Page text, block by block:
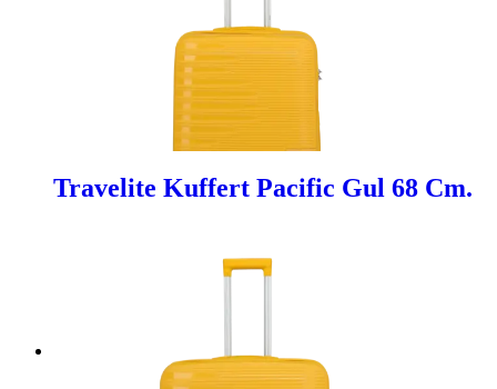
Travelite Kuffert Pacific Gul 68 Cm.